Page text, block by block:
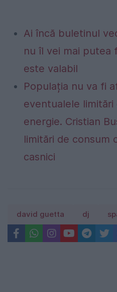
Ai încă buletinul
nu îl vei mai putea
este valabil
Populația nu va fi
eventualele limitări
energie. Cristian
limitări de consum
casnici
david guetta dj